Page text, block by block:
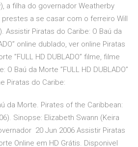
a filha do governador Weatherby
a se casar com o ferreiro Will
Assistir Piratas do Caribe: O Baú da
online dublado, ver online Piratas
”FULL HD DUBLADO” filme, filme
O Baú da Morte ”FULL HD DUBLADO”
Piratas do Caribe:
da Morte. Pirates of the Caribbean:
Sinopse: Elizabeth Swann (Keira
20 Jun 2006 Assistir Piratas
Online em HD Grátis. Disponivel